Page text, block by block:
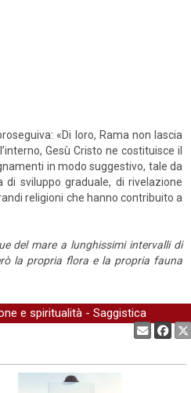
«Di loro, Rama non lascia
Gesù Cristo ne costituisce il
in modo suggestivo, tale da
sviluppo graduale, di rivelazione
religioni che hanno contribuito a
del mare a lunghissimi intervalli di
la propria flora e la propria fauna
e spiritualità - Saggistica